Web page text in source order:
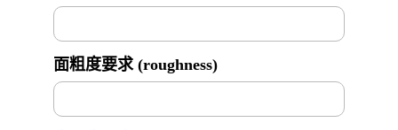
面粗度要求 (roughness)